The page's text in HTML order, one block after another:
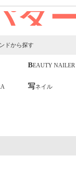
タ
ドから探す
BEAUTY NAILER
写ネイル